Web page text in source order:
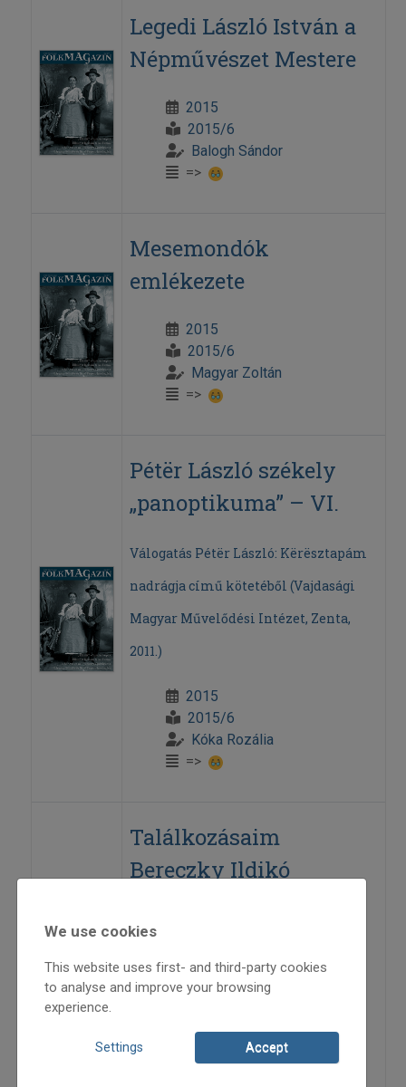
Legedi László István a
Népművészet Mestere
2015
2015/6
Balogh Sándor
=>
Mesemondók
emlékezete
2015
2015/6
Magyar Zoltán
=>
Pétër László székely
„panoptikuma” – VI.
Válogatás Pétër László: Kërësztapám
nadrágja című kötetéből (Vajdasági
Magyar Művelődési Intézet, Zenta,
2011.)
2015
2015/6
Kóka Rozália
=>
Találkozásaim
Bereczky Ildikó
asszonnyal – I. rész
2015
We use cookies
This website uses first- and third-party cookies
to analyse and improve your browsing
experience.
Settings Accept